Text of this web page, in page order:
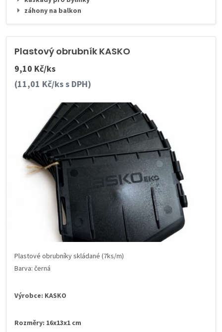
záhony na balkon
Plastový obrubník KASKO
9,10 Kč/ks
(11,01 Kč/ks s DPH)
Plastové obrubníky skládané (7ks/m)
Barva: černá
Výrobce: KASKO
Rozměry: 16x13x1 cm